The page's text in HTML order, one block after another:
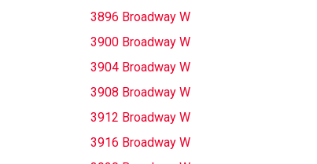
3896 Broadway W
3900 Broadway W
3904 Broadway W
3908 Broadway W
3912 Broadway W
3916 Broadway W